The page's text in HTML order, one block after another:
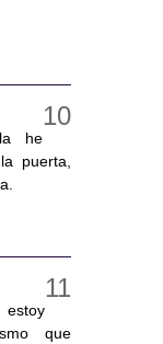
he
puerta,
estoy
que